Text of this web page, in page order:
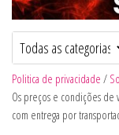
Audacia
Politica de privacidade /
Os preços e condições de
com entrega por